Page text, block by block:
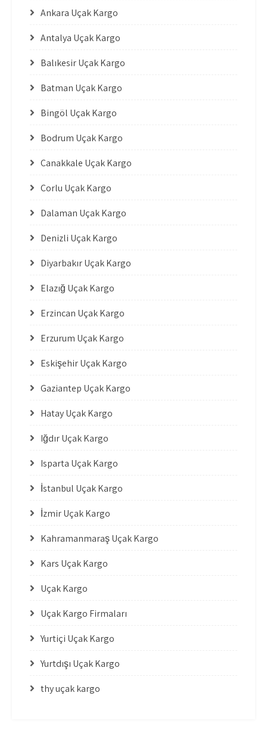
Ankara Uçak Kargo
Antalya Uçak Kargo
Balıkesir Uçak Kargo
Batman Uçak Kargo
Bingöl Uçak Kargo
Bodrum Uçak Kargo
Çanakkale Uçak Kargo
Çorlu Uçak Kargo
Dalaman Uçak Kargo
Denizli Uçak Kargo
Diyarbakır Uçak Kargo
Elazığ Uçak Kargo
Erzincan Uçak Kargo
Erzurum Uçak Kargo
Eskişehir Uçak Kargo
Gaziantep Uçak Kargo
Hatay Uçak Kargo
Iğdır Uçak Kargo
Isparta Uçak Kargo
İstanbul Uçak Kargo
İzmir Uçak Kargo
Kahramanmaraş Uçak Kargo
Kars Uçak Kargo
Uçak Kargo
Uçak Kargo Firmaları
Yurtiçi Uçak Kargo
Yurtdışı Uçak Kargo
thy uçak kargo